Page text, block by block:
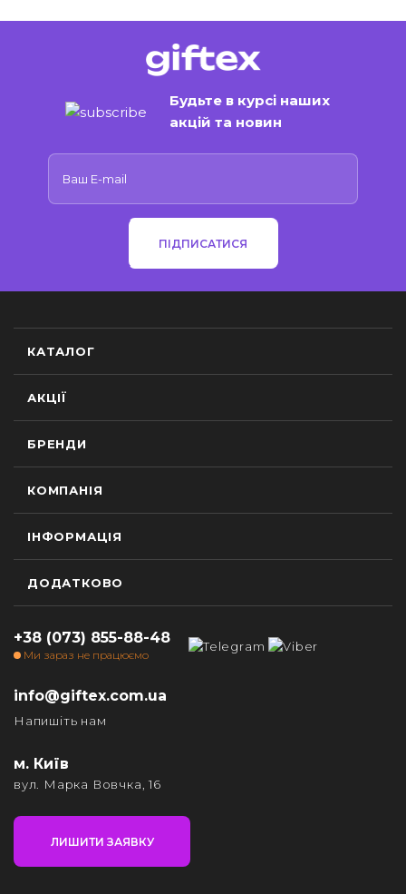
Будьте в курсі наших
акцій та новин
ПІДПИСАТИСЯ
КАТАЛОГ
АКЦІЇ
БРЕНДИ
КОМПАНІЯ
ІНФОРМАЦІЯ
ДОДАТКОВО
+38 (073) 855-88-48
Ми зараз не працюємо
info@giftex.com.ua
Напишіть нам
м. Київ
вул. Марка Вовчка, 16
ЛИШИТИ ЗАЯВКУ